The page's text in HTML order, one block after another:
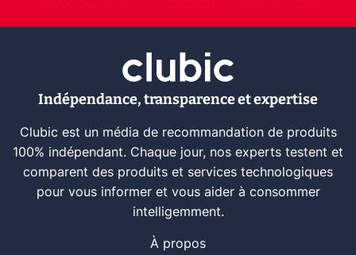
Indépendance, transparence et expertise
Clubic est un média de recommandation de produits
100% indépendant. Chaque jour, nos experts testent et
comparent des produits et services technologiques
pour vous informer et vous aider à consommer
intelligemment.
À propos